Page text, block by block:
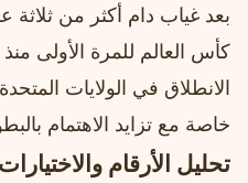
بعد غياب دام أكثر من
الانطلاق في الولايات
خاصة مع تزايد الاهتمام
تحليل الأرقام والاختيارات